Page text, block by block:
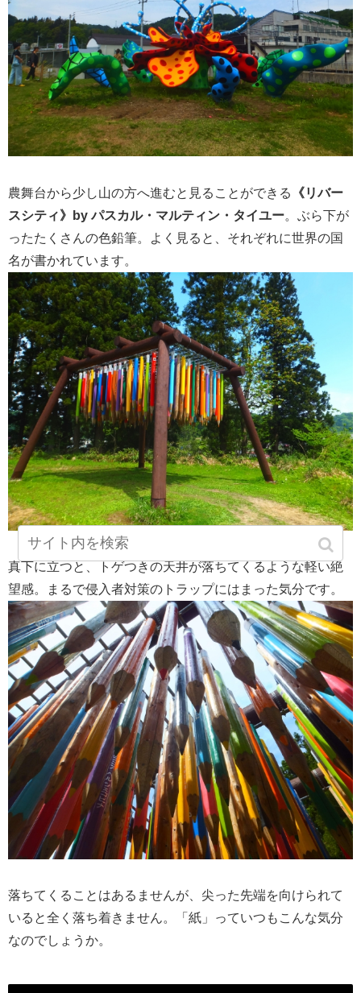
農舞台から少し山の方へ進むと見ることができる
《リバー
スシティ》by パスカル・マルティン・タイユー。ぶら下が
ったたくさんの色鉛筆。よく見ると、それぞれに世界の国
名が書かれています。
真下に立つと、トゲつきの天井が落ちてくるような軽い絶
望感。まるで侵入者対策のトラップにはまった気分です。
落ちてくることはあるませんが、尖った先端を向けられて
いると全く落ち着きません。「紙」っていつもこんな気分
なのでしょうか。